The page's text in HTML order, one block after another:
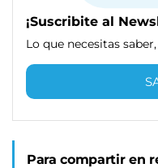
¡Suscribite al
Lo que necesitas
Para compartir en